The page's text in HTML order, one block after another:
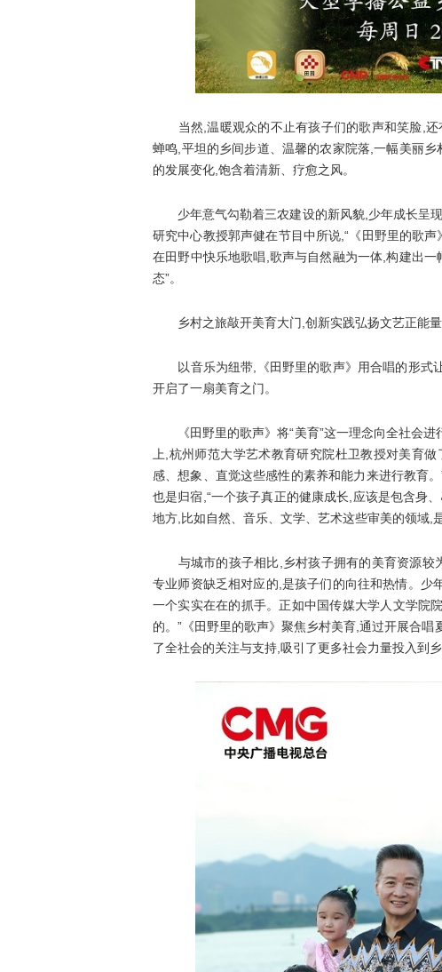
当然,温暖观众的不止有孩子们的歌声和笑脸,还
蝉鸣,平坦的乡间步道、温馨的农家院落,一幅美丽
的发展变化,饱含着清新、疗愈之风。
少年意气勾勒着三农建设的新风貌,少年成长呈
研究中心教授郭声健在节目中所说,“《田野里的歌
在田野中快乐地歌唱,歌声与自然融为一体,构建出
态”。
乡村之旅敲开美育大门,创新实践弘扬文艺正能量
以音乐为纽带,《田野里的歌声》用合唱的形式
开启了一扇美育之门。
《田野里的歌声》将“美育”这一理念向全社会进
上,杭州师范大学艺术教育研究院杜卫教授对美育
感、想象、直觉这些感性的素养和能力来进行教育
也是归宿,“一个孩子真正的健康成长,应该是包含身
地方,比如自然、音乐、文学、艺术这些审美的领域,
与城市的孩子相比,乡村孩子拥有的美育资源较
专业师资缺乏相对应的,是孩子们的向往和热情。少
一个实实在在的抓手。正如中国传媒大学人文学院
的。”《田野里的歌声》聚焦乡村美育,通过开展合
了全社会的关注与支持,吸引了更多社会力量投入到乡